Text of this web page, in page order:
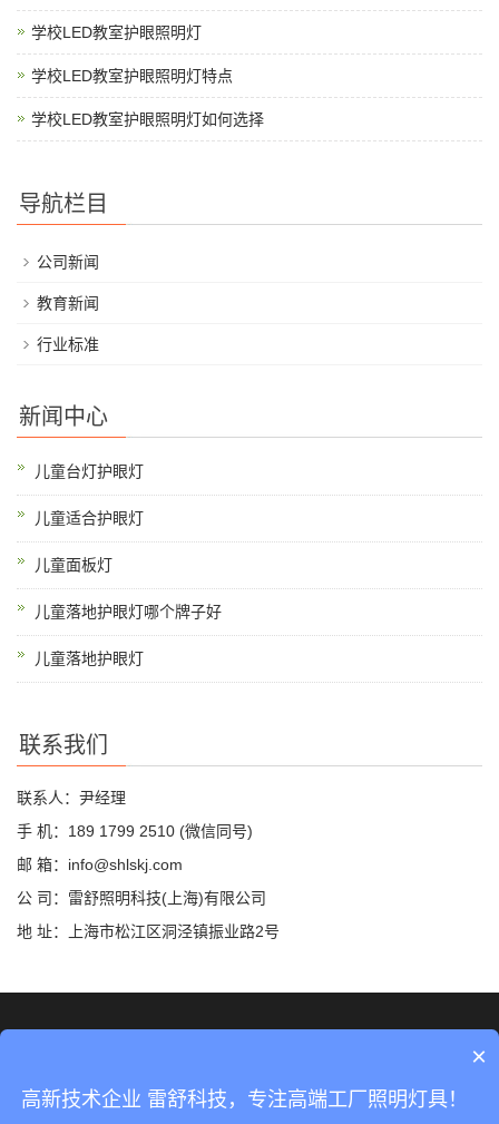
学校LED教室护眼照明灯
学校LED教室护眼照明灯特点
学校LED教室护眼照明灯如何选择
导航栏目
公司新闻
教育新闻
行业标准
新闻中心
儿童台灯护眼灯
儿童适合护眼灯
儿童面板灯
儿童落地护眼灯哪个牌子好
儿童落地护眼灯
联系我们
联系人：尹经理
手 机：189 1799 2510 (微信同号)
邮 箱：info@shlskj.com
公 司：雷舒照明科技(上海)有限公司
地 址：上海市松江区洞泾镇振业路2号
×
高新技术企业 雷舒科技，专注高端工厂照明灯具！